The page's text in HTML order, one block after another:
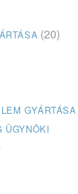
(20)
GYÁRTÁSA
ÜGYNÖKI